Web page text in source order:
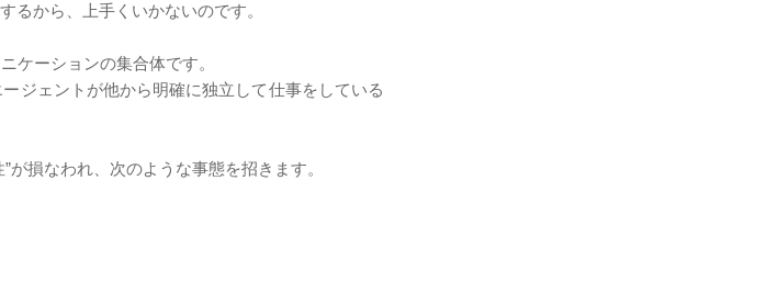
るから、上手くいかないのです。
ケーションの集合体です。
ジェントが他から明確に独立して仕事をしている
損なわれ、次のような事態を招きます。